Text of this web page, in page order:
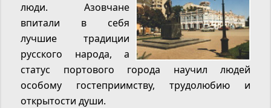
люди. Азовчане
впитали в себя
лучшие традиции
русского народа, а
статус портового города научил людей
особому гостеприимству, трудолюбию и
открытости души.